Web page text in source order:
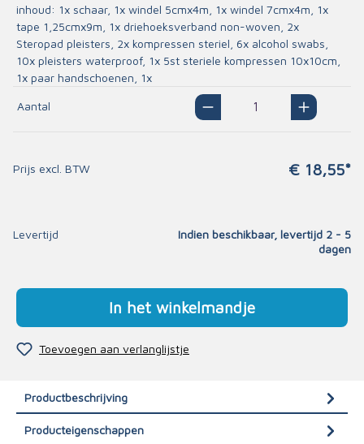
inhoud: 1x schaar, 1x windel 5cmx4m, 1x windel 7cmx4m, 1x
tape 1,25cmx9m, 1x driehoeksverband non-woven, 2x
Steropad pleisters, 2x kompressen steriel, 6x alcohol swabs,
10x pleisters waterproof, 1x 5st steriele kompressen 10x10cm,
1x paar handschoenen, 1x
Aantal
Prijs excl. BTW € 18,55*
Levertijd
Indien beschikbaar, levertijd 2 - 5
dagen
In het winkelmandje
Toevoegen aan verlanglijstje
Productbeschrijving
Producteigenschappen